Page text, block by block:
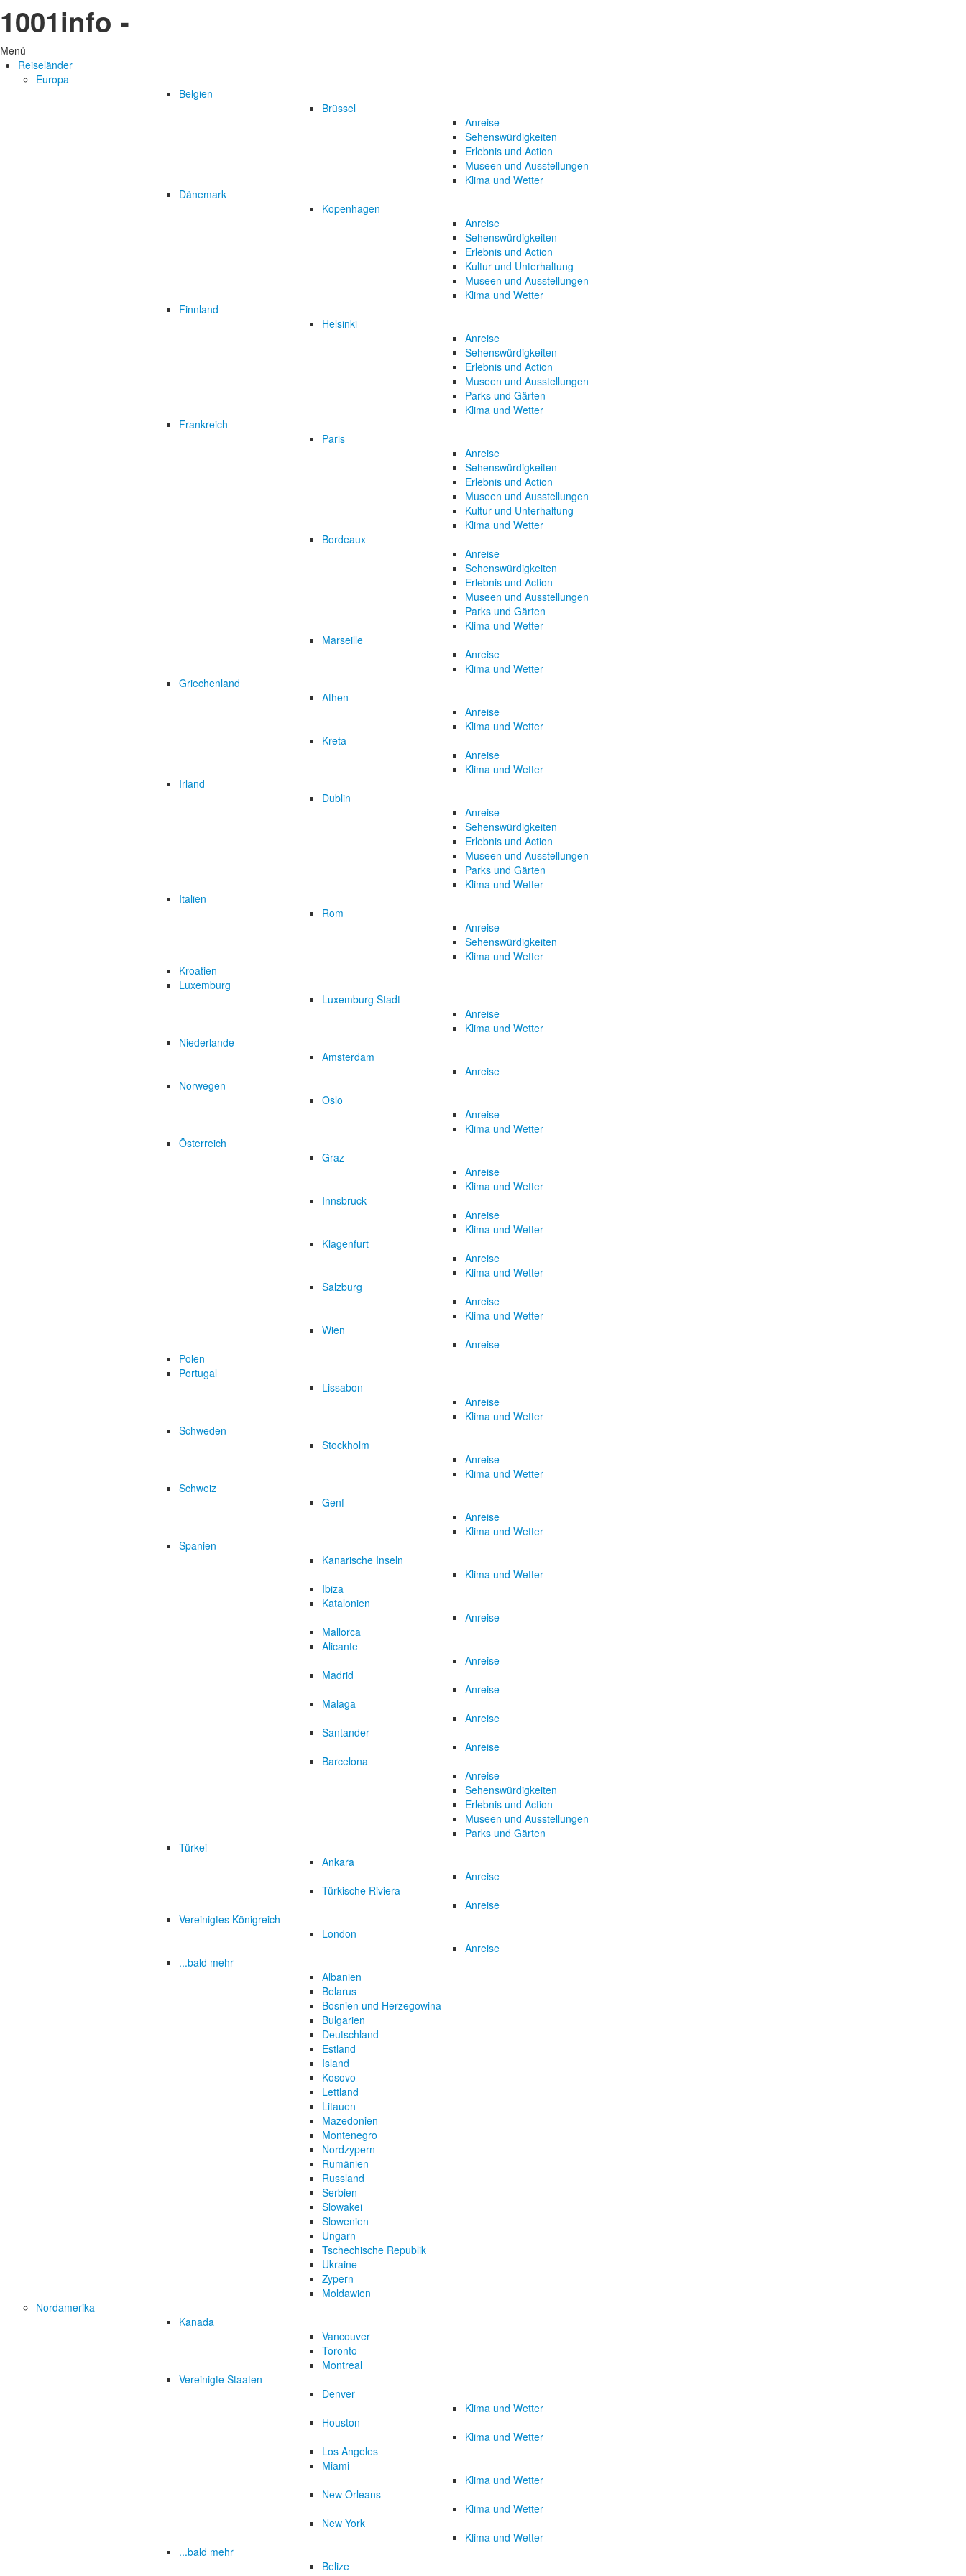
1001info -
Menü
Reiseländer
Europa
Belgien
Brüssel
Anreise
Sehenswürdigkeiten
Erlebnis und Action
Museen und Ausstellungen
Klima und Wetter
Dänemark
Kopenhagen
Anreise
Sehenswürdigkeiten
Erlebnis und Action
Kultur und Unterhaltung
Museen und Ausstellungen
Klima und Wetter
Finnland
Helsinki
Anreise
Sehenswürdigkeiten
Erlebnis und Action
Museen und Ausstellungen
Parks und Gärten
Klima und Wetter
Frankreich
Paris
Anreise
Sehenswürdigkeiten
Erlebnis und Action
Museen und Ausstellungen
Kultur und Unterhaltung
Klima und Wetter
Bordeaux
Anreise
Sehenswürdigkeiten
Erlebnis und Action
Museen und Ausstellungen
Parks und Gärten
Klima und Wetter
Marseille
Anreise
Klima und Wetter
Griechenland
Athen
Anreise
Klima und Wetter
Kreta
Anreise
Klima und Wetter
Irland
Dublin
Anreise
Sehenswürdigkeiten
Erlebnis und Action
Museen und Ausstellungen
Parks und Gärten
Klima und Wetter
Italien
Rom
Anreise
Sehenswürdigkeiten
Klima und Wetter
Kroatien
Luxemburg
Luxemburg Stadt
Anreise
Klima und Wetter
Niederlande
Amsterdam
Anreise
Norwegen
Oslo
Anreise
Klima und Wetter
Österreich
Graz
Anreise
Klima und Wetter
Innsbruck
Anreise
Klima und Wetter
Klagenfurt
Anreise
Klima und Wetter
Salzburg
Anreise
Klima und Wetter
Wien
Anreise
Polen
Portugal
Lissabon
Anreise
Klima und Wetter
Schweden
Stockholm
Anreise
Klima und Wetter
Schweiz
Genf
Anreise
Klima und Wetter
Spanien
Kanarische Inseln
Klima und Wetter
Ibiza
Katalonien
Anreise
Mallorca
Alicante
Anreise
Madrid
Anreise
Malaga
Anreise
Santander
Anreise
Barcelona
Anreise
Sehenswürdigkeiten
Erlebnis und Action
Museen und Ausstellungen
Parks und Gärten
Türkei
Ankara
Anreise
Türkische Riviera
Anreise
Vereinigtes Königreich
London
Anreise
...bald mehr
Albanien
Belarus
Bosnien und Herzegowina
Bulgarien
Deutschland
Estland
Island
Kosovo
Lettland
Litauen
Mazedonien
Montenegro
Nordzypern
Rumänien
Russland
Serbien
Slowakei
Slowenien
Ungarn
Tschechische Republik
Ukraine
Zypern
Moldawien
Nordamerika
Kanada
Vancouver
Toronto
Montreal
Vereinigte Staaten
Denver
Klima und Wetter
Houston
Klima und Wetter
Los Angeles
Miami
Klima und Wetter
New Orleans
Klima und Wetter
New York
Klima und Wetter
...bald mehr
Belize